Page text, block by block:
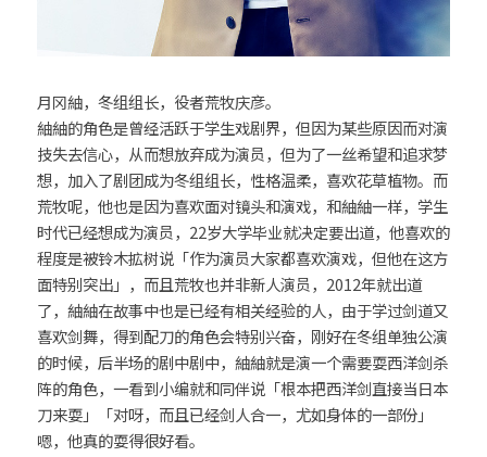
月冈紬，冬组组长，役者荒牧庆彦。
紬紬的角色是曾经活跃于学生戏剧界，但因为某些原因而对演
技失去信心，从而想放弃成为演员，但为了一丝希望和追求梦
想，加入了剧团成为冬组组长，性格温柔，喜欢花草植物。而
荒牧呢，他也是因为喜欢面对镜头和演戏，和紬紬一样，学生
时代已经想成为演员，22岁大学毕业就决定要出道，他喜欢的
程度是被铃木拡树说「作为演员大家都喜欢演戏，但他在这方
面特别突出」，而且荒牧也并非新人演员，2012年就出道
了，紬紬在故事中也是已经有相关经验的人，由于学过剑道又
喜欢剑舞，得到配刀的角色会特别兴奋，刚好在冬组单独公演
的时候，后半场的剧中剧中，紬紬就是演一个需要耍西洋剑杀
阵的角色，一看到小编就和同伴说「根本把西洋剑直接当日本
刀来耍」「对呀，而且已经剑人合一，尤如身体的一部份」
嗯，他真的耍得很好看。